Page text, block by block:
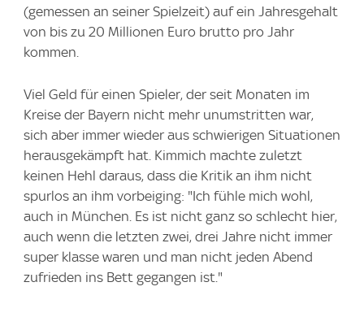
(gemessen an seiner Spielzeit) auf ein Jahresgehalt
von bis zu 20 Millionen Euro brutto pro Jahr
kommen.
Viel Geld für einen Spieler, der seit Monaten im
Kreise der Bayern nicht mehr unumstritten war,
sich aber immer wieder aus schwierigen Situationen
herausgekämpft hat. Kimmich machte zuletzt
keinen Hehl daraus, dass die Kritik an ihm nicht
spurlos an ihm vorbeiging: "Ich fühle mich wohl,
auch in München. Es ist nicht ganz so schlecht hier,
auch wenn die letzten zwei, drei Jahre nicht immer
super klasse waren und man nicht jeden Abend
zufrieden ins Bett gegangen ist."